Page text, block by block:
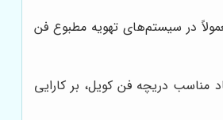
در سیستم‌های تهویه مطبوع فن
دریچه فن کویل، بر کارایی